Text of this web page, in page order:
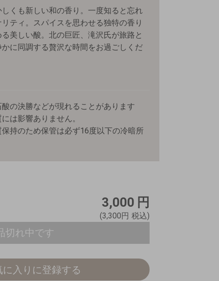
くも新しい和の香り。一度知ると忘れ
ティ。スパイスを思わせる独特の香り
美しい酸。北の巨匠、滝沢氏が旅路と
に同調する贅沢な時間をお過ごしくだ
の決勝などが現れることがあります
は影響ありません。
持のため保管は必ず16度以下の冷暗所
3,000 円
(3,300円 税込)
切れ中です
に入りに登録する